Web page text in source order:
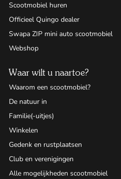
Scootmobiel huren
Officieel Quingo dealer
Swapa ZIP mini auto scootmobiel
Webshop
Waar wilt u naartoe?
Waarom een scootmobiel?
De natuur in
Familie(-uitjes)
Winkelen
Gedenk en rustplaatsen
Club en verenigingen
Alle mogelijkheden scootmobiel